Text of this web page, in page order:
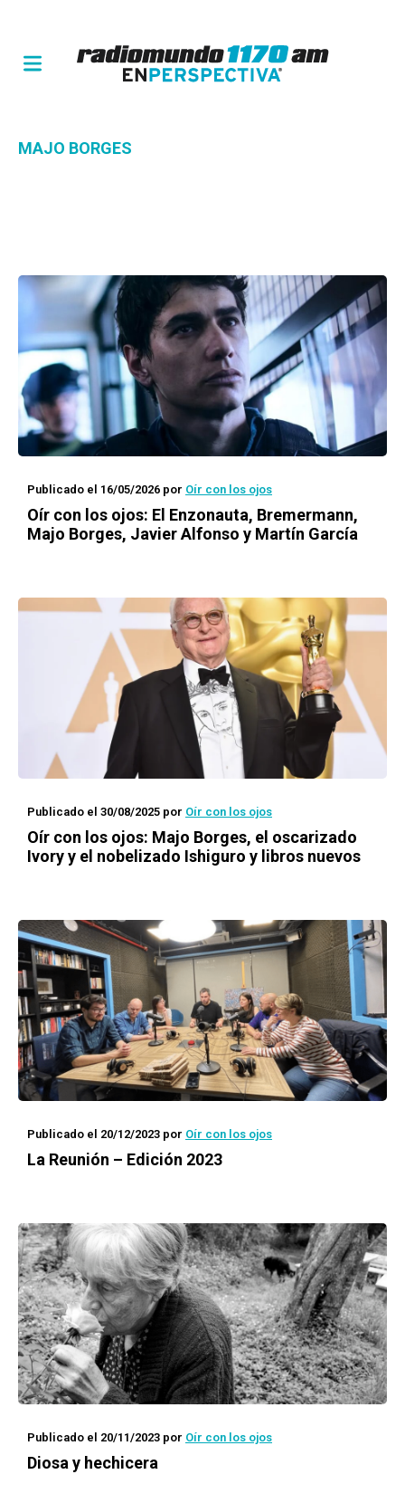
MAJO BORGES
Publicado el 16/05/2026 por Oír con los ojos
Oír con los ojos: El Enzonauta, Bremermann,
Majo Borges, Javier Alfonso y Martín García
Publicado el 30/08/2025 por Oír con los ojos
Oír con los ojos: Majo Borges, el oscarizado
Ivory y el nobelizado Ishiguro y libros nuevos
Publicado el 20/12/2023 por Oír con los ojos
La Reunión – Edición 2023
Publicado el 20/11/2023 por Oír con los ojos
Diosa y hechicera